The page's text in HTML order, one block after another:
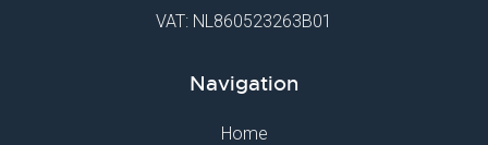
VAT: NL860523263B01
Navigation
Home